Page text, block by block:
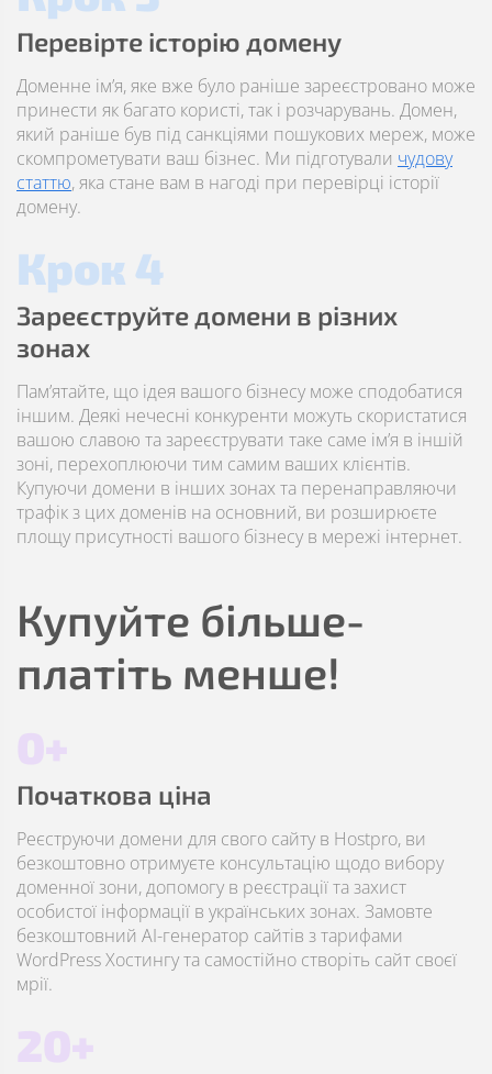
Перевірте історію домену
Доменне ім’я, яке вже було раніше зареєстровано може
принести як багато користі, так і розчарувань. Домен,
який раніше був під санкціями пошукових мереж, може
скомпрометувати ваш бізнес. Ми підготували чудову
статтю, яка стане вам в нагоді при перевірці історії
домену.
Крок 4
Зареєструйте домени в різних
зонах
Пам’ятайте, що ідея вашого бізнесу може сподобатися
іншим. Деякі нечесні конкуренти можуть скористатися
вашою славою та зареєструвати таке саме ім’я в іншій
зоні, перехоплюючи тим самим ваших клієнтів.
Купуючи домени в інших зонах та перенаправляючи
трафік з цих доменів на основний, ви розширюєте
площу присутності вашого бізнесу в мережі інтернет.
Купуйте більше-
платіть менше!
0+
Початкова ціна
Реєструючи домени для свого сайту в Hostpro, ви
безкоштовно отримуєте консультацію щодо вибору
доменної зони, допомогу в реєстрації та захист
особистої інформації в українських зонах. Замовте
безкоштовний AI-генератор сайтів з тарифами
WordPress Хостингу та самостійно створіть сайт своєї
мрії.
20+